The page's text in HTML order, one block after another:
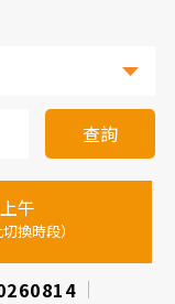
查詢
上午
切換時段）